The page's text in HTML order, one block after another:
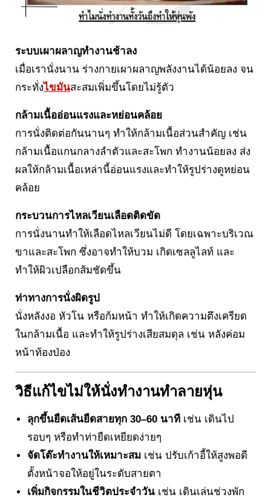
ระบบเผาผลาญทำงานช้าลง
เมื่อเรานั่งนาน ร่างกายเผาผลาญพลังงานได้น้อยลง จน
กระทั่งไขมันสะสมเพิ่มขึ้นโดยไม่รู้ตัว
กล้ามเนื้ออ่อนแรงและหย่อนคล้อย
การนั่งติดต่อกันนานๆ ทำให้กล้ามเนื้อส่วนสำคัญ เช่น
กล้ามเนื้อแกนกลางลำตัวและสะโพก ทำงานน้อยลง ส่ง
ผลให้กล้ามเนื้อเหล่านี้อ่อนแรงและทำให้รูปร่างดูหย่อน
คล้อย
กระบวนการไหลเวียนเลือดติดขัด
การนั่งนานทำให้เลือดไหลเวียนไม่ดี โดยเฉพาะบริเวณ
ขาและสะโพก ซึ่งอาจทำให้บวม เกิดเซลลูไลท์ และ
ทำให้ผิวเปลือกส้มชัดขึ้น
ท่าทางการนั่งผิดรูป
นั่งหลังงอ หัวโน หรือก้มหน้า ทำให้เกิดความตึงเครียด
ในกล้ามเนื้อ และทำให้รูปร่างเสียสมดุล เช่น หลังค่อม
หน้าท้องป่อง
วิธีแก้ไขไม่ให้นั่งทำงานทำลายหุ่น
ลุกขึ้นยืดเส้นยืดสายทุก 30–60 นาที เช่น เดินไป
รอบๆ หรือทำท่ายืดเหยียดง่ายๆ
จัดโต๊ะทำงานให้เหมาะสม เช่น ปรับเก้าอี้ให้สูงพอดี
ตั้งหน้าจอให้อยู่ในระดับสายตา
เพิ่มกิจกรรมในชีวิตประจำวัน เช่น เดินเล่นช่วงพัก